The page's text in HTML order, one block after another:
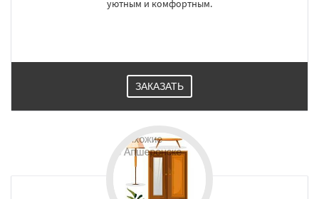
уютным и комфортным.
ЗАКАЗАТЬ